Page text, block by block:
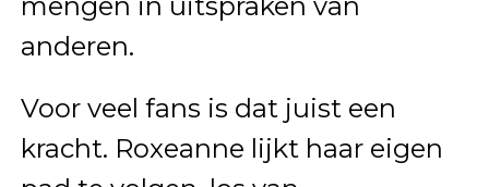
anderen.
Voor veel fans is dat juist een
kracht. Roxeanne lijkt haar eigen